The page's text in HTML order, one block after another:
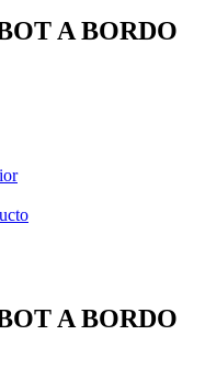
A BORDO
A BORDO